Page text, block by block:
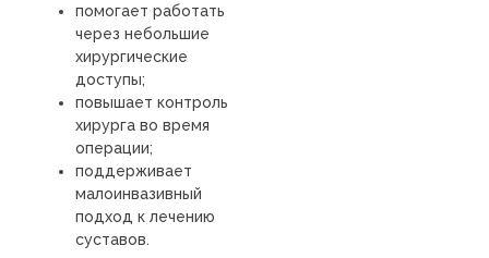
помогает работать
через небольшие
хирургические
доступы;
повышает контроль
хирурга во время
операции;
поддерживает
малоинвазивный
подход к лечению
суставов.